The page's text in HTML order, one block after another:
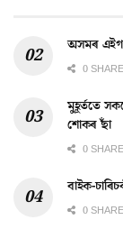
অসমৰ
0
মুহূৰ্ততে
শোকৰ ছাঁ
0
বাইক-
0